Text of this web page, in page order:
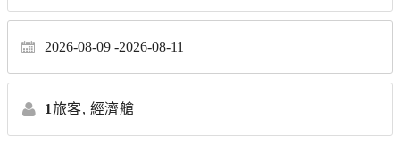
2026-08-09 2026-08-11
1旅客, 經濟艙